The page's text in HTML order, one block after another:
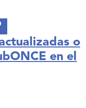
o
en el